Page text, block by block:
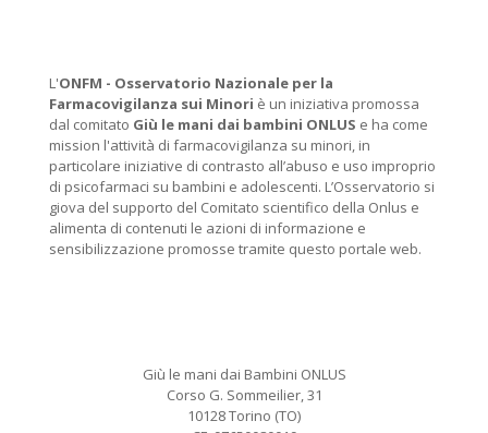
L'ONFM - Osservatorio Nazionale per la
Farmacovigilanza sui Minori è un iniziativa promossa
dal comitato Giù le mani dai bambini ONLUS e ha come
mission l'attività di farmacovigilanza su minori, in
particolare iniziative di contrasto all’abuso e uso improprio
di psicofarmaci su bambini e adolescenti. L’Osservatorio si
giova del supporto del Comitato scientifico della Onlus e
alimenta di contenuti le azioni di informazione e
sensibilizzazione promosse tramite questo portale web.
Giù le mani dai Bambini ONLUS
Corso G. Sommeilier, 31
10128 Torino (TO)